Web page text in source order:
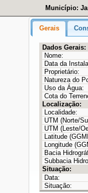
Município:
Gerais
Dados Gerais:
Nome:
Data da
Proprietário:
Natureza do
Uso da Água:
Cota do
Localização:
Localidade:
UTM (Norte/
UTM (Leste/
Latitude
Longitude
Bacia
Subbacia
Situação:
Data:
Situação: